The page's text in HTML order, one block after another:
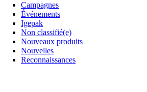
Campagnes
Événements
Igepak
Non classifié(e)
Nouveaux produits
Nouvelles
Reconnaissances